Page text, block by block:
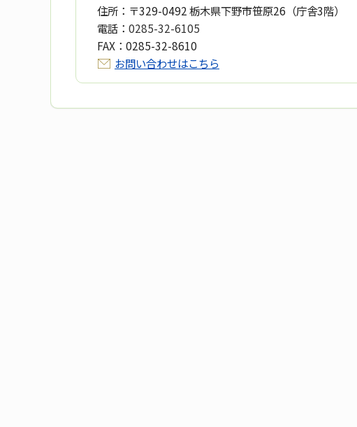
住所： 〒329-0492 栃木県下野市笹原26（庁舎3階）
電話： 0285-32-6105
FAX： 0285-32-8610
お問い合わせはこちら